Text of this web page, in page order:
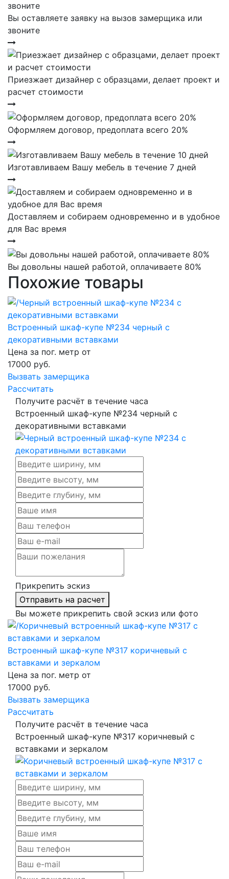
Вы оставляете заявку на вызов замерщика или
звоните
Приезжает дизайнер с образцами, делает проект и
расчет стоимости
Оформляем договор, предоплата всего 20%
Изготавливаем Вашу мебель в течение 7 дней
Доставляем и собираем одновременно и в удобное
для Вас время
Вы довольны нашей работой, оплачиваете 80%
Похожие товары
Встроенный шкаф-купе №234 черный с
декоративными вставками
Цена за пог. метр от
17000 руб.
Вызвать замерщика
Рассчитать
Получите расчёт в течение часа
Встроенный шкаф-купе №234 черный с
декоративными вставками
Прикрепить эскиз
Отправить на расчет
Вы можете прикрепить свой эскиз или фото
Встроенный шкаф-купе №317 коричневый с
вставками и зеркалом
Цена за пог. метр от
17000 руб.
Вызвать замерщика
Рассчитать
Получите расчёт в течение часа
Встроенный шкаф-купе №317 коричневый с
вставками и зеркалом